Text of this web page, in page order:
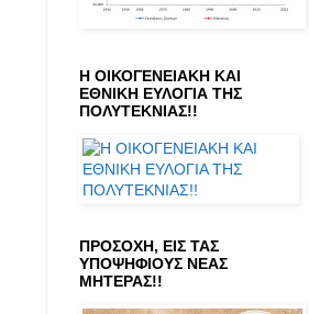
Η ΟΙΚΟΓΕΝΕΙΑΚΗ ΚΑΙ
ΕΘΝΙΚΗ ΕΥΛΟΓΙΑ ΤΗΣ
ΠΟΛΥΤΕΚΝΙΑΣ!!
ΠΡΟΣΟΧΗ, ΕΙΣ ΤΑΣ
ΥΠΟΨΗΦΙΟΥΣ ΝΕΑΣ
ΜΗΤΕΡΑΣ!!